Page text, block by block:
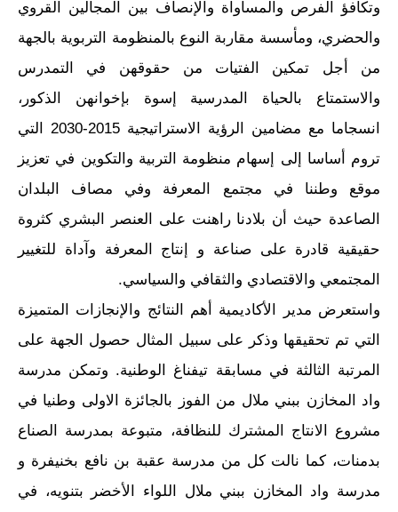
وتكافؤ الفرص والمساواة والإنصاف بين المجالين القروي
والحضري، ومأسسة مقاربة النوع بالمنظومة التربوية بالجهة
من أجل تمكين الفتيات من حقوقهن في التمدرس
والاستمتاع بالحياة المدرسية إسوة بإخوانهن الذكور،
انسجاما مع مضامين الرؤية الاستراتيجية 2015-2030 التي
تروم أساسا إلى إسهام منظومة التربية والتكوين في تعزيز
موقع وطننا في مجتمع المعرفة وفي مصاف البلدان
الصاعدة حيث أن بلادنا راهنت على العنصر البشري كثروة
حقيقية قادرة على صناعة و إنتاج المعرفة وآداة للتغيير
المجتمعي والاقتصادي والثقافي والسياسي.
واستعرض مدير الأكاديمية أهم النتائج والإنجازات المتميزة
التي تم تحقيقها وذكر على سبيل المثال حصول الجهة على
المرتبة الثالثة في مسابقة تيفناغ الوطنية. وتمكن مدرسة
واد المخازن ببني ملال من الفوز بالجائزة الاولى وطنيا في
مشروع الانتاج المشترك للنظافة، متبوعة بمدرسة الصناع
بدمنات، كما نالت كل من مدرسة عقبة بن نافع بخنيفرة و
مدرسة واد المخازن ببني ملال اللواء الأخضر بتنويه، في